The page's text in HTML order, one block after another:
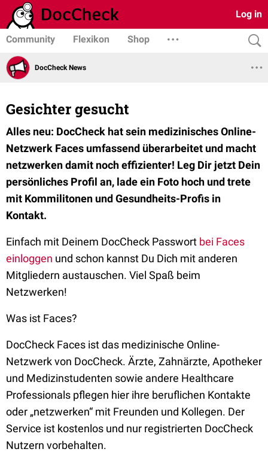
Log in
Community Flexikon Shop
DocCheck News
Gesichter gesucht
Alles neu: DocCheck hat sein medizinisches Online-
Netzwerk Faces umfassend überarbeitet und macht
netzwerken damit noch effizienter! Leg Dir jetzt Dein
persönliches Profil an, lade ein Foto hoch und trete
mit Kommilitonen und Gesundheits-Profis in
Kontakt.
Einfach mit Deinem DocCheck Passwort bei Faces
einloggen und schon kannst Du Dich mit anderen
Mitgliedern austauschen. Viel Spaß beim
Netzwerken!
Was ist Faces?
DocCheck Faces ist das medizinische Online-
Netzwerk von DocCheck. Ärzte, Zahnärzte, Apotheker
und Medizinstudenten sowie andere Healthcare
Professionals pflegen hier ihre beruflichen Kontakte
oder „netzwerken“ mit Freunden und Kollegen. Der
Service ist kostenlos und nur registrierten DocCheck
Nutzern vorbehalten.